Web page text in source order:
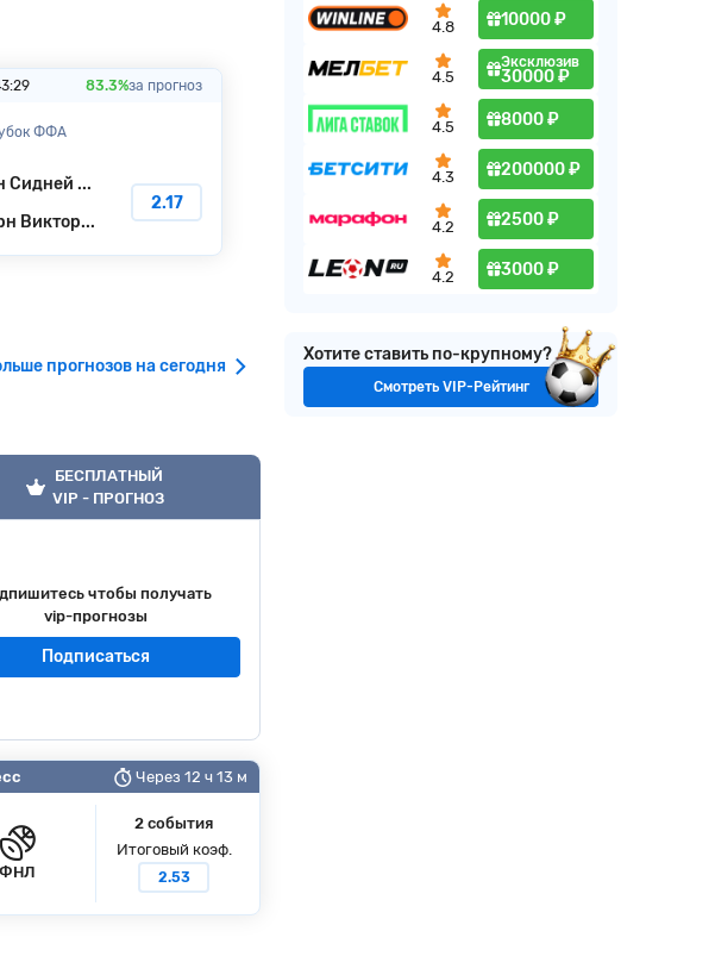
83.3%за прогноз
ФФА
Сидней ...
Виктор...
2.17
50% за прогноз
Кобе
1.23
прогнозов на сегодня
БЕСПЛАТНЫЙ
VIP - ПРОГНОЗ
чтобы получать
vip-прогнозы
Подписаться
Через 12 ч 13 м
ФНЛ
2 события
Итоговый коэф.
2.53
4.8 10000 ₽
4.5
Эксклюзив
30000 ₽
4.5 8000 ₽
4.3 200000 ₽
4.2 2500 ₽
4.2 3000 ₽
Хотите ставить по-крупному?
Смотреть VIP-Рейтинг